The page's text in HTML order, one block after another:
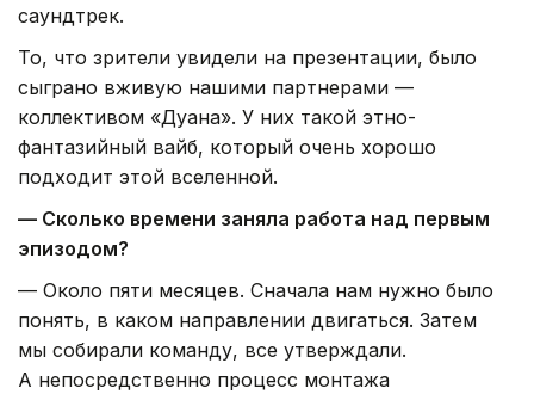
саундтрек.
То, что зрители увидели на презентации, было
сыграно вживую нашими партнерами —
коллективом «Дуана». У них такой этно-
фантазийный вайб, который очень хорошо
подходит этой вселенной.
— Сколько времени заняла работа над первым
эпизодом?
— Около пяти месяцев. Сначала нам нужно было
понять, в каком направлении двигаться. Затем
мы собирали команду, все утверждали.
А непосредственно процесс монтажа